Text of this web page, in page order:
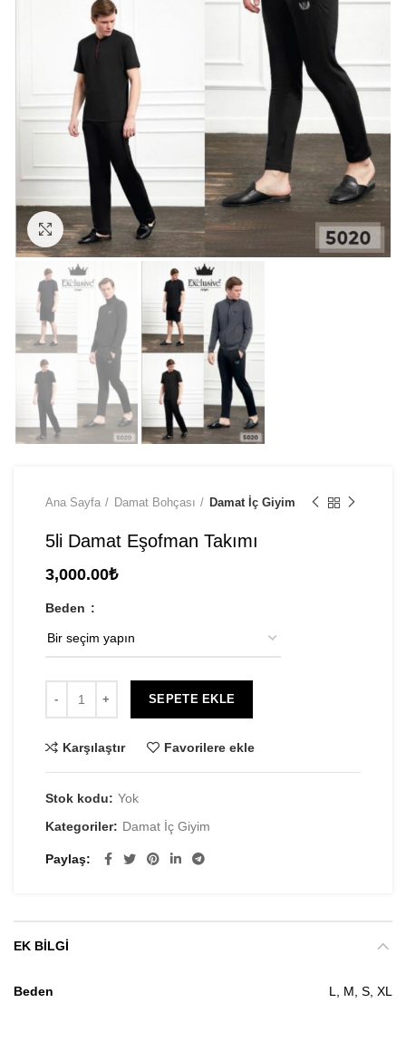
Click to enlarge
Ana Sayfa Damat Bohçası Damat İç Giyim
5li Damat Eşofman Takımı
3,000.00₺
Beden
SEPETE EKLE
Karşılaştır Favorilere ekle
Stok kodu: Yok
Kategoriler: Damat İç Giyim
Paylaş
EK BILGI
Beden L, M, S, XL